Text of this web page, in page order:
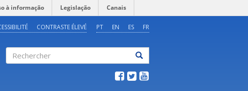
à informação Legislação Canais
PT EN ES FR
CONTRASTE ÉLEVÉ